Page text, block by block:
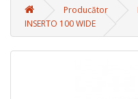
Producător
INSERTO 100 WIDE